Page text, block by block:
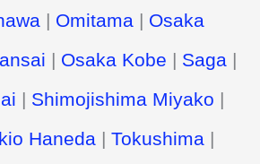
| Omitama | Osaka
| Osaka Kobe | Saga |
| Shimojishima Miyako |
Haneda |Tokushima |